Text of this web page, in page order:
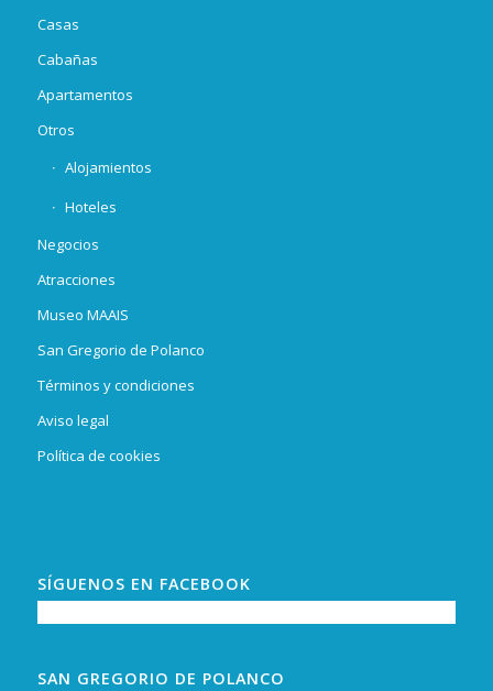
Casas
Cabañas
Apartamentos
Otros
Alojamientos
Hoteles
Negocios
Atracciones
Museo MAAIS
San Gregorio de Polanco
Términos y condiciones
Aviso legal
Política de cookies
SÍGUENOS EN FACEBOOK
SAN GREGORIO DE POLANCO